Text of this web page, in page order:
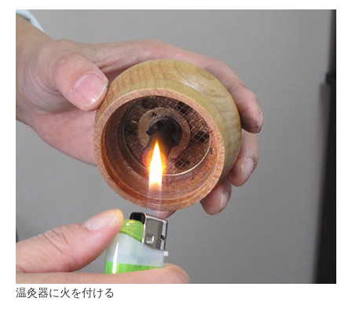
温灸器に火を付ける